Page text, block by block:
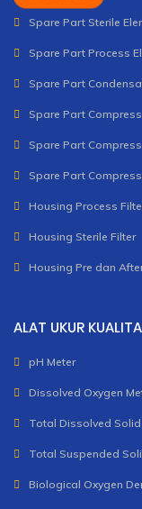
Spare Part Sterile
Spare Part Process
Spare Part
Spare Part
Spare Part
Spare Part
Housing Process
Housing Sterile Filter
Housing Pre dan
ALAT UKUR
pH Meter
Dissolved Oxygen
Total Dissolved
Total Suspended
Biological Oxygen